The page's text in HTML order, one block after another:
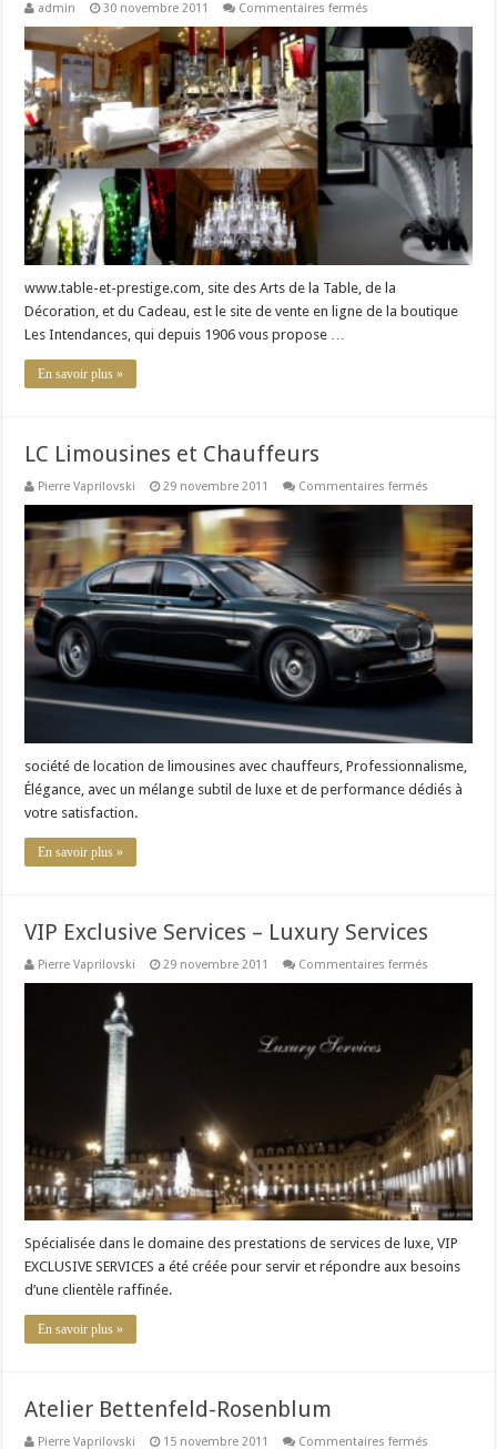
admin 30 novembre 2011 Commentaires fermés
Prestige
Le
spécialiste
l’art
de
la
table
www.table-et-prestige.com, site des Arts de la Table, de la
Décoration, et du Cadeau, est le site de vente en ligne de la boutique
Les Intendances, qui depuis 1906 vous propose …
En savoir plus »
LC Limousines et Chauffeurs
Pierre Vaprilovski 29 novembre 2011 Commentaires fermés
Limousines
et
Chauffeurs
société de location de limousines avec chauffeurs, Professionnalisme,
Élégance, avec un mélange subtil de luxe et de performance dédiés à
votre satisfaction.
En savoir plus »
VIP Exclusive Services – Luxury Services
Pierre Vaprilovski 29 novembre 2011 Commentaires fermés
Services
Spécialisée dans le domaine des prestations de services de luxe, VIP
EXCLUSIVE SERVICES a été créée pour servir et répondre aux besoins
d’une clientèle raffinée.
En savoir plus »
Atelier Bettenfeld-Rosenblum
Pierre Vaprilovski 15 novembre 2011 Commentaires fermés